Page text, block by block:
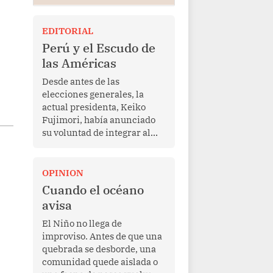
EDITORIAL
Perú y el Escudo de
las Américas
Desde antes de las
elecciones generales, la
actual presidenta, Keiko
Fujimori, había anunciado
su voluntad de integrar al
en marzo de este año por el
mandatario estadounidense
Donald Trump, con el fin de
enfrentar al crimen
transnacional organizado y
al tráfico de drogas.
OPINION
Cuando el océano
avisa
El Niño no llega de
improviso. Antes de que una
quebrada se desborde, una
comunidad quede aislada o